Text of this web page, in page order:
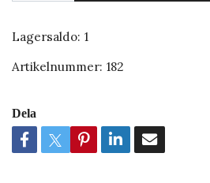
Lagersaldo: 1
Artikelnummer: 182
Dela